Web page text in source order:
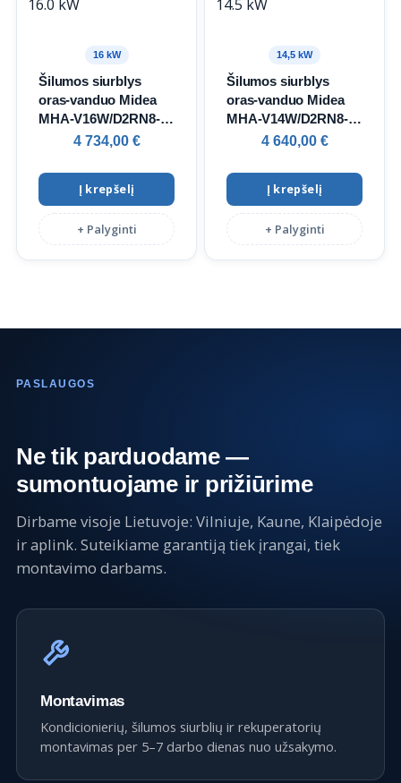
16 kW
Šilumos siurblys
oras-vanduo Midea
MHA-V16W/D2RN8-
B2, 16.0 kW
4 734,00 €
Į krepšelį
+ Palyginti
14,5 kW
Šilumos siurblys
oras-vanduo Midea
MHA-V14W/D2RN8-
B2, 14.5 kW
4 640,00 €
Į krepšelį
+ Palyginti
PASLAUGOS
Ne tik parduodame —
sumontuojame ir prižiūrime
Dirbame visoje Lietuvoje: Vilniuje, Kaune, Klaipėdoje
ir aplink. Suteikiame garantiją tiek įrangai, tiek
montavimo darbams.
Montavimas
Kondicionierių, šilumos siurblių ir rekuperatorių
montavimas per 5–7 darbo dienas nuo užsakymo.